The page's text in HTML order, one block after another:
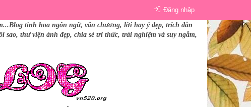
Đăng nhập
tinh hoa ngôn ngữ, văn chương, lời hay ý đẹp, trích dẫn
thư viện ảnh đẹp, chia sẻ tri thức, trải nghiệm và suy ngẫm,